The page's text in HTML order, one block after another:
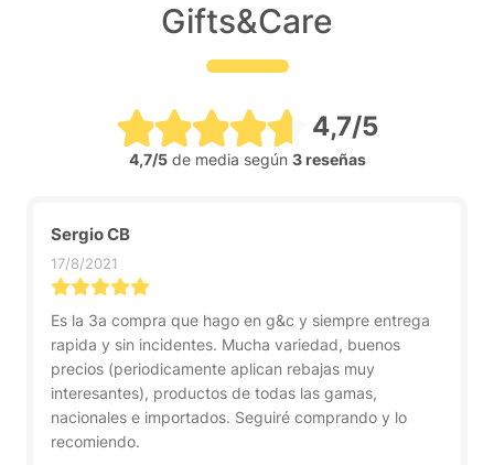
Gifts&Care
4,7/5
4,7/5de media según 3 reseñas
Sergio CB
17/8/2021
Es la 3a compra que hago en g&c y siempre entrega
rapida y sin incidentes. Mucha variedad, buenos
precios (periodicamente aplican rebajas muy
interesantes), productos de todas las gamas,
nacionales e importados. Seguiré comprando y lo
recomiendo.